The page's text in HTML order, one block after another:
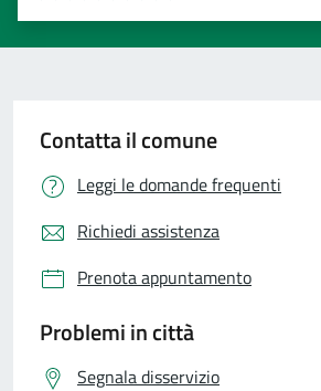
Valuta 5 stelle su 5
Valuta 4 stelle su 5
Valuta 3 stelle su 5
Valuta 2 stelle su 5
Valuta 1 stelle su 5
Contatta il comune
Leggi le domande frequenti
Richiedi assistenza
Prenota appuntamento
Problemi in città
Segnala disservizio